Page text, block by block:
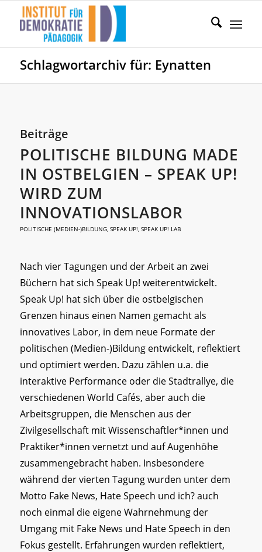
Schlagwortarchiv für: Eynatten
Beiträge
POLITISCHE BILDUNG MADE
IN OSTBELGIEN – SPEAK UP!
WIRD ZUM
INNOVATIONSLABOR
POLITISCHE (MEDIEN-)BILDUNG, SPEAK UP!, SPEAK UP! LAB
Nach vier Tagungen und der Arbeit an zwei
Büchern hat sich Speak Up! weiterentwickelt.
Speak Up! hat sich über die ostbelgischen
Grenzen hinaus einen Namen gemacht als
innovatives Labor, in dem neue Formate der
politischen (Medien-)Bildung entwickelt, reflektiert
und optimiert werden. Dazu zählen u.a. die
interaktive Performance oder die Stadtrallye, die
verschiedenen World Cafés, aber auch die
Arbeitsgruppen, die Menschen aus der
Zivilgesellschaft mit Wissenschaftler*innen und
Praktiker*innen vernetzt und auf Augenhöhe
zusammengebracht haben. Insbesondere
während der vierten Tagung wurden unter dem
Motto Fake News, Hate Speech und ich? auch
noch einmal die eigene Wahrnehmung der
Umgang mit Fake News und Hate Speech in den
Fokus gestellt. Erfahrungen wurden reflektiert,